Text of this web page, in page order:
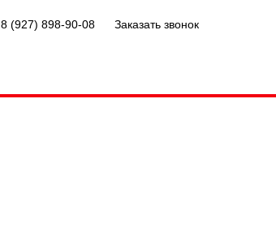
8 (927) 898-90-08 Заказать звонок